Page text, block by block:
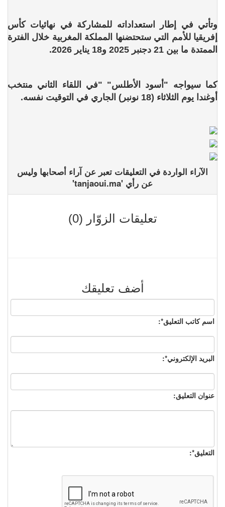
وتأتي في إطار استعداداته للمشاركة في نهائيات كأس
إفريقيا للأمم التي ستحتضنها المملكة المغربية خلال الفترة
الممتدة ما بين 21 دجنبر 2025 و18 يناير 2026.
كما سيواجه "أسود الأطلس" "في اللقاء الثاني منتخب
أوغندا يوم الثلاثاء (18 نونبر) الجاري في التوقيت نفسه.
الآراء الواردة في التعليقات تعبر عن آراء أصحابها وليس
عن رأي 'tanjaoui.ma'
تعليقات الزوّار (0)
أضف تعليقك
اسم كاتب التعليق*:
البريد الإلكتروني*:
عنوان التعليق:
التعليق*: